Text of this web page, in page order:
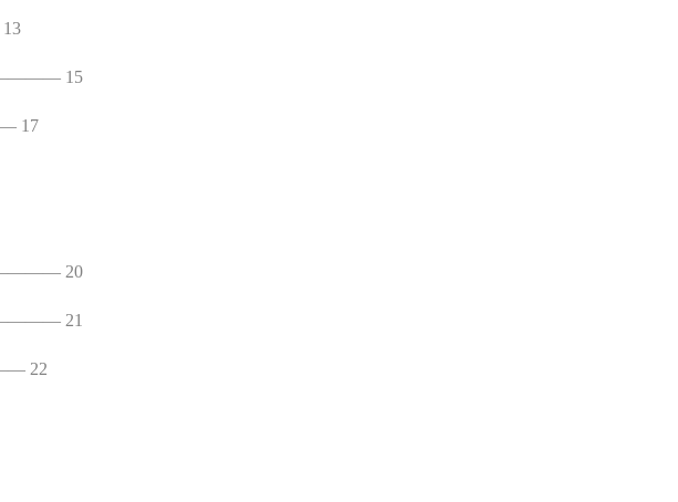
―――― 15
17
―――― 20
―――― 21
22